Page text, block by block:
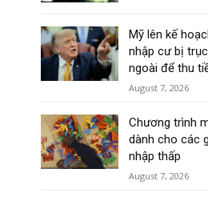
Mỹ lên kế
nhập cư bị
ngoài để thu
August 7, 2026
Chương trình
dành cho các
nhập thấp
August 7, 2026